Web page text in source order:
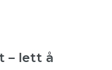
– lett å